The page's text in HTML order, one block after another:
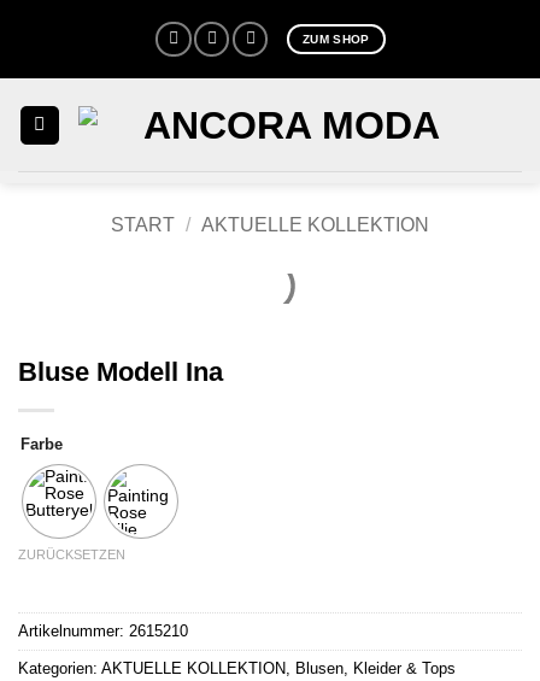
springen
ZUM SHOP
START / AKTUELLE KOLLEKTION
Bluse Modell Ina
Farbe
ZURÜCKSETZEN
Artikelnummer: 2615210
Kategorien: AKTUELLE KOLLEKTION Blusen, Kleider & Tops